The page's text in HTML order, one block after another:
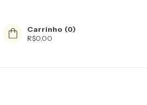
Carrinho (0)
R$0,00